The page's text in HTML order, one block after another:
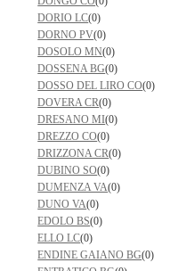
DORIO LC(0)
DORNO PV(0)
DOSOLO MN(0)
DOSSENA BG(0)
DOSSO DEL LIRO CO(0)
DOVERA CR(0)
DRESANO MI(0)
DREZZO CO(0)
DRIZZONA CR(0)
DUBINO SO(0)
DUMENZA VA(0)
DUNO VA(0)
EDOLO BS(0)
ELLO LC(0)
ENDINE GAIANO BG(0)